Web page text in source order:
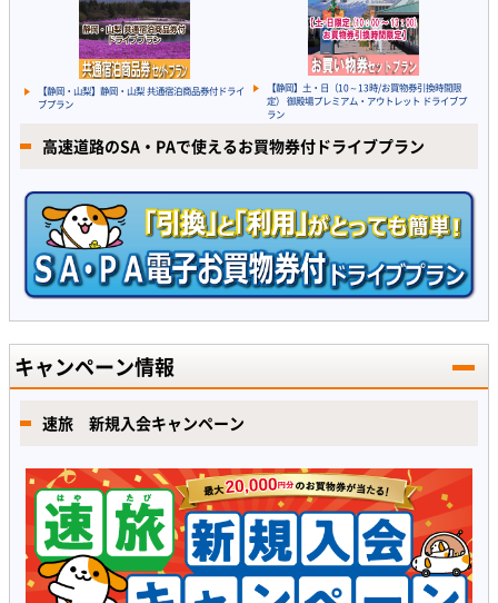
【静岡・山梨】静岡・山梨 共通宿泊商品券付ドライ
ブプラン
【静岡】土・日（10～13時/お買物券引換時間限
定） 御殿場プレミアム・アウトレット ドライブプ
ラン
高速道路のSA・PAで使えるお買物券付ドライブプラン
キャンペーン情報
速旅 新規入会キャンペーン